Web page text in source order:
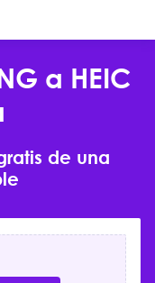
a HEIC
de una